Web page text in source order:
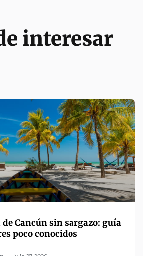
de Cancún sin sargazo: guía
poco conocidos
interesar